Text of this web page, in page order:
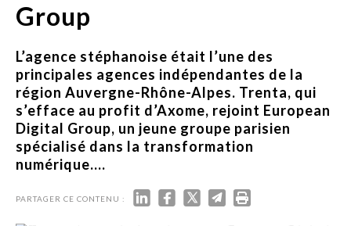
Group
L’agence stéphanoise était l’une des
principales agences indépendantes de la
région Auvergne-Rhône-Alpes. Trenta, qui
s’efface au profit d’Axome, rejoint European
Digital Group, un jeune groupe parisien
spécialisé dans la transformation
numérique....
PARTAGER CE CONTENU :